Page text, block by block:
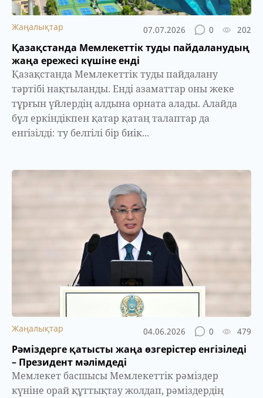
Жаңалықтар 07.07.2026 0 202
Қазақстанда Мемлекеттік туды пайдаланудың
жаңа ережесі күшіне енді
Қазақстанда Мемлекеттік туды пайдалану
тәртібі нақтыланды. Енді азаматтар оны жеке
тұрғын үйлердің алдына орната алады. Алайда
бұл еркіндікпен қатар қатаң талаптар да
енгізілді: ту белгілі бір биік...
Жаңалықтар 04.06.2026 0 479
Рәміздерге қатысты жаңа өзгерістер енгізіледі
– Президент мәлімдеді
Мемлекет басшысы Мемлекеттік рәміздер
күніне орай құттықтау жолдап, рәміздердің